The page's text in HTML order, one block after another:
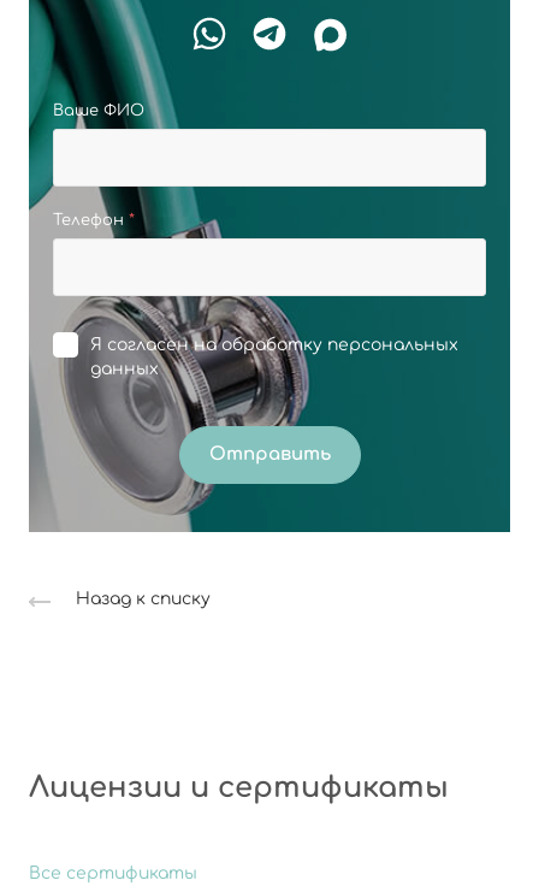
Ваше ФИО
Телефон *
Я согласен наобработку персональных
данных
Отправить
Назад к списку
Лицензии и сертификаты
Все сертификаты